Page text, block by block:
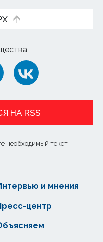
НА RSS
необходимый текст
и мнения
центр